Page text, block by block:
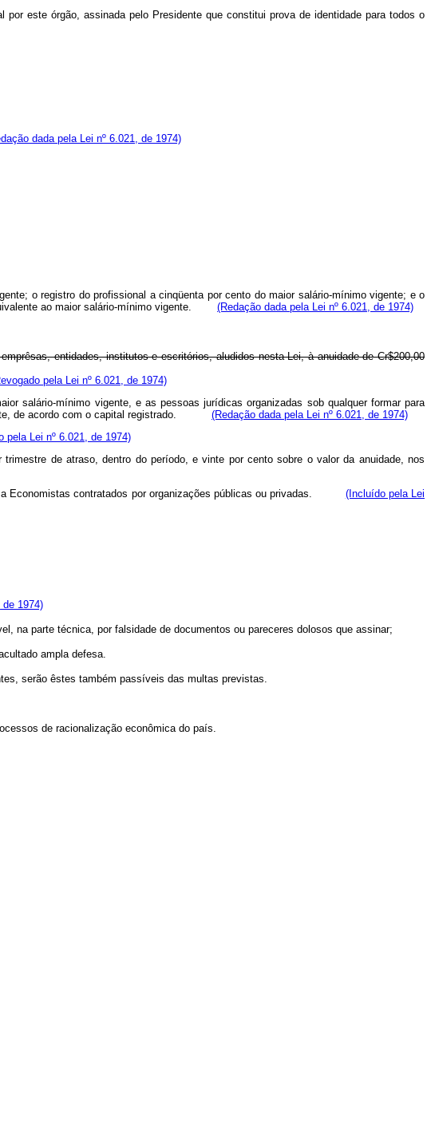
este órgão, assinada pelo Presidente que constitui prova de identidade para todos o
dada pela Lei nº 6.021, de 1974)
o registro do profissional a cinqüenta por cento do maior salário-mínimo vigente; e o
ao maior salário-mínimo vigente. (Redação dada pela Lei nº 6.021, de 1974)
entidades, institutos e escritórios, aludidos nesta Lei, à anuidade de Cr$200,00
pela Lei nº 6.021, de 1974)
salário-mínimo vigente, e as pessoas jurídicas organizadas sob qualquer formar para
de acordo com o capital registrado. (Redação dada pela Lei nº 6.021, de 1974)
pela Lei nº 6.021, de 1974)
de atraso, dentro do período, e vinte por cento sobre o valor da anuidade, nos
a Economistas contratados por organizações públicas ou privadas. (Incluído pela Lei
de 1974)
na parte técnica, por falsidade de documentos ou pareceres dolosos que assinar;
ampla defesa.
serão êstes também passíveis das multas previstas.
de racionalização econômica do país.